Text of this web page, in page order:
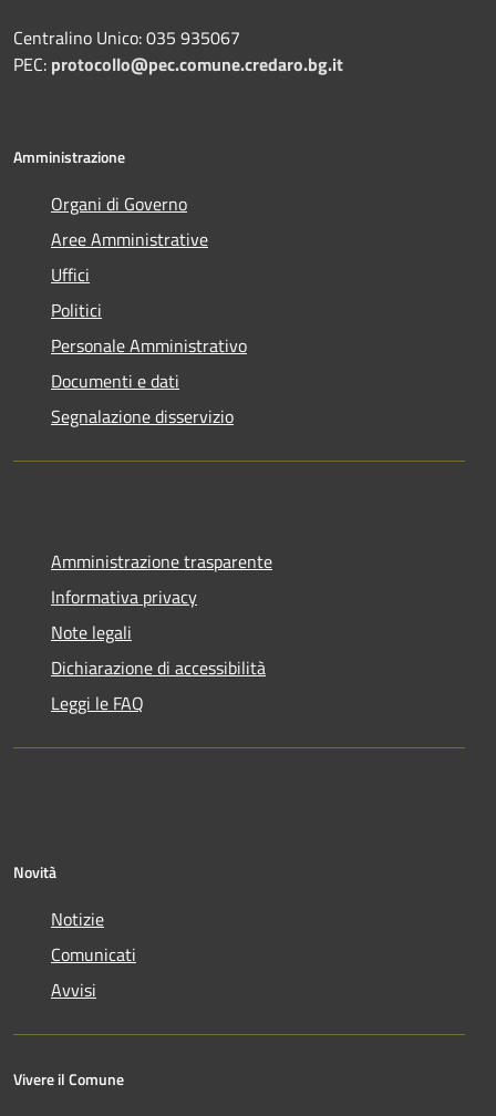
Centralino Unico: 035 935067
PEC: protocollo@pec.comune.credaro.bg.it
Amministrazione
Organi di Governo
Aree Amministrative
Uffici
Politici
Personale Amministrativo
Documenti e dati
Segnalazione disservizio
Amministrazione trasparente
Informativa privacy
Note legali
Dichiarazione di accessibilità
Leggi le FAQ
Novità
Notizie
Comunicati
Avvisi
Vivere il Comune